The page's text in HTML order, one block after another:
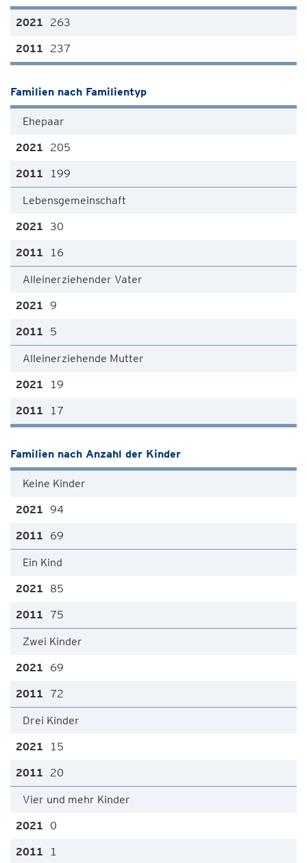
263
237
Familien nach Familientyp
Ehepaar
205
199
Lebensgemeinschaft
30
16
Alleinerziehender Vater
9
5
Alleinerziehende Mutter
19
17
Familien nach Anzahl der Kinder
Keine Kinder
94
69
Ein Kind
85
75
Zwei Kinder
69
72
Drei Kinder
15
20
Vier und mehr Kinder
0
1